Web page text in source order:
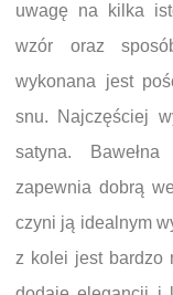
uwagę na kilka
wzór oraz
wykonana jest
snu. Najczęściej
satyna.
zapewnia dobrą
czyni ją idealnym
z kolei jest bardzo